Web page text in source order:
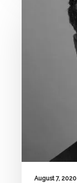
August 7, 2020